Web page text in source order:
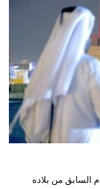
السابق من بلاده